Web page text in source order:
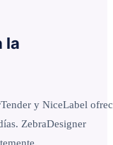
la
y NiceLabel
ZebraDesigner